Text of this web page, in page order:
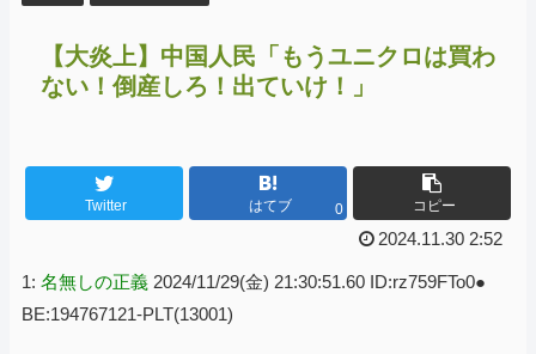
【大炎上】中国人民「もうユニクロは買わ
ない！倒産しろ！出ていけ！」
Twitter はてブ 0 コピー
2024.11.30 2:52
1: 名無しの正義 2024/11/29(金) 21:30:51.60 ID:rz759FTo0●
BE:194767121-PLT(13001)